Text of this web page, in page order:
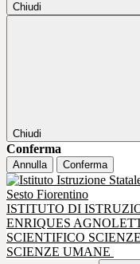
Chiudi
Chiudi
Conferma
Annulla Conferma
ISTITUTO DI
ENRIQUES
SCIENTIFICO
SCIENZE UMANE